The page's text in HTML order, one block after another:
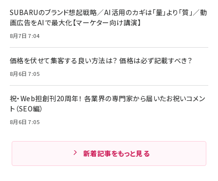
SUBARUのブランド想起戦略／AI活用のカギは「量」より「質」／動
画広告をAIで最大化【マーケター向け講演】
8月7日 7:04
価格を伏せて集客する良い方法は？ 価格は必ず記載すべき？
8月6日 7:05
祝・Web担創刊20周年！ 各業界の専門家から届いたお祝いコメン
ト（SEO編）
8月6日 7:05
新着記事をもっと見る